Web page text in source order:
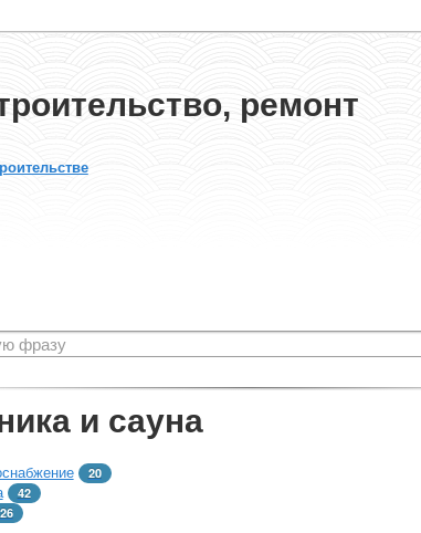
ремонт
и сауна
20
42
26